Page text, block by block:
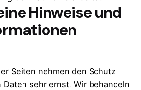
Hinweise und
Seiten nehmen den Schutz
Daten sehr ernst. Wir behandeln